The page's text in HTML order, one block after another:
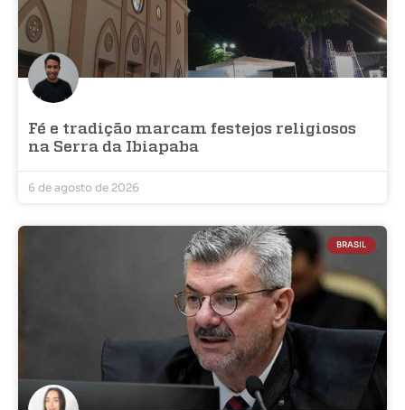
Fé e tradição marcam festejos religiosos
na Serra da Ibiapaba
6 de agosto de 2026
BRASIL